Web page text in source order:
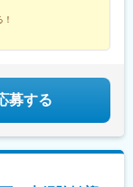
ら学んで、トレンド
募する